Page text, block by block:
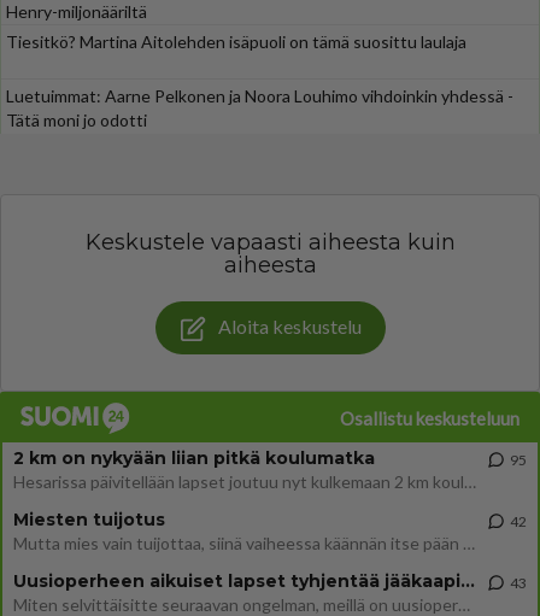
Henry-miljonääriltä
Tiesitkö? Martina Aitolehden isäpuoli on tämä suosittu laulaja
Luetuimmat: Aarne Pelkonen ja Noora Louhimo vihdoinkin yhdessä -
Tätä moni jo odotti
Keskustele vapaasti aiheesta kuin
aiheesta
Aloita keskustelu
Osallistu keskusteluun
2 km on nykyään liian pitkä koulumatka
Hesarissa päivitellään lapset joutuu nyt kulkemaan 2 km kouluun jösses. Ruostefillarilla tuo matka menee vaikka miten äk
95
Miesten tuijotus
Mutta mies vain tuijottaa, siinä vaiheessa käännän itse pään pois. Mikä juttu? Yleensä jos joku tuijottaa tai katsoo, hä
42
Uusioperheen aikuiset lapset tyhjentää jääkaapin käydessään
Miten selvittäisitte seuraavan ongelman, meillä on uusioperhe, minulla teini-ikäiset lapset ja puolisolla aikuiset, jotk
43